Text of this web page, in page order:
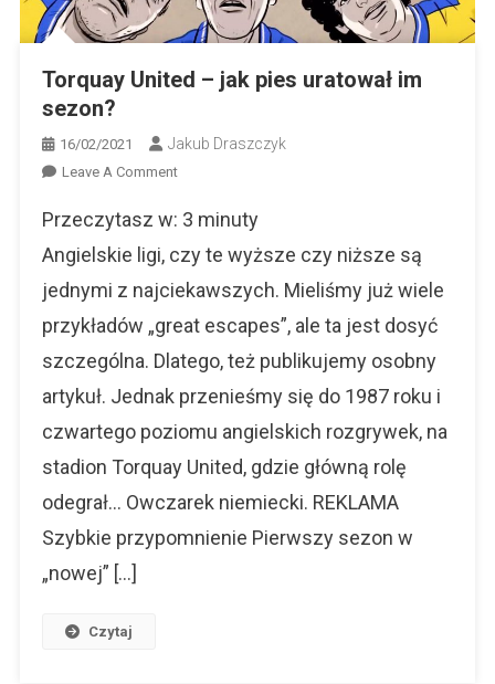
Torquay United – jak pies uratował im
sezon?
16/02/2021 Jakub Draszczyk
Leave A CommentOn
United
–
Pies
Uratował
Sezon?
Przeczytasz w: 3 minuty
Angielskie ligi, czy te wyższe czy niższe są
jednymi z najciekawszych. Mieliśmy już wiele
przykładów „great escapes”, ale ta jest dosyć
szczególna. Dlatego, też publikujemy osobny
artykuł. Jednak przenieśmy się do 1987 roku i
czwartego poziomu angielskich rozgrywek, na
stadion Torquay United, gdzie główną rolę
odegrał… Owczarek niemiecki. REKLAMA
Szybkie przypomnienie Pierwszy sezon w
„nowej” […]
Czytaj